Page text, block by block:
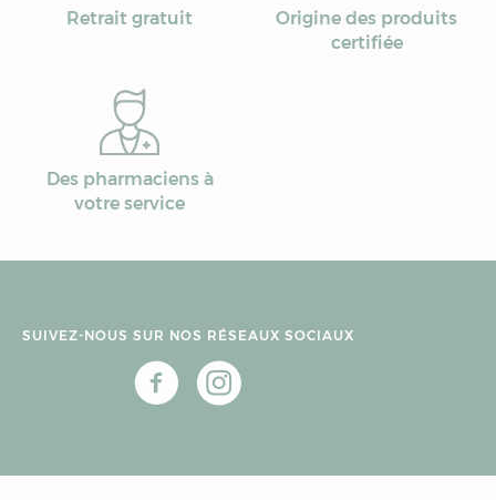
Retrait gratuit
Origine des produits
certifiée
Des pharmaciens à
votre service
SUIVEZ-NOUS SUR NOS RÉSEAUX SOCIAUX